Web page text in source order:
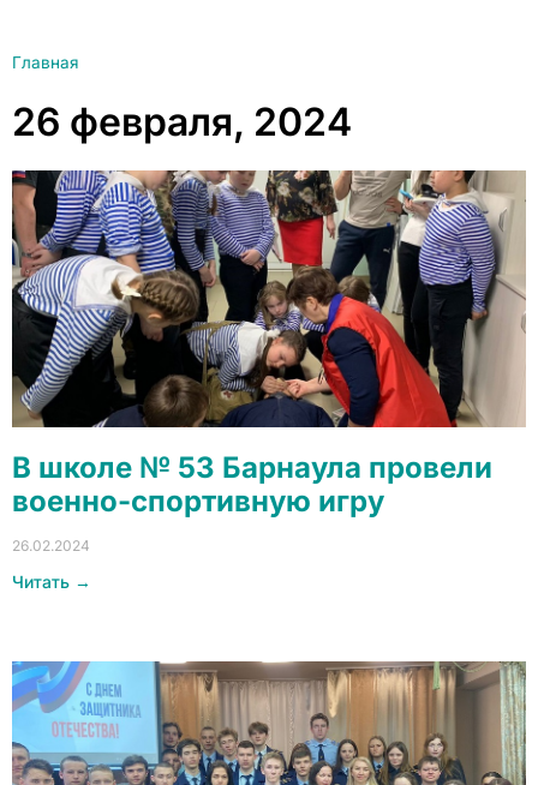
Главная
26 февраля, 2024
В школе № 53 Барнаула провели
военно-спортивную игру
26.02.2024
Читать →